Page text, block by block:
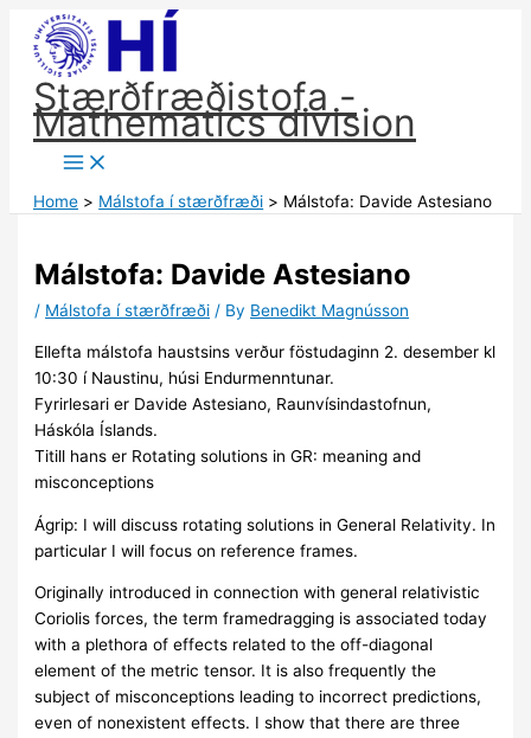
content
Stærðfræðistofa -
Mathematics division
Home Málstofa í stærðfræði Málstofa: Davide Astesiano
Málstofa: Davide Astesiano
/ Málstofa í stærðfræði / By Benedikt Magnússon
Ellefta málstofa haustsins verður föstudaginn 2. desember ​​​​kl
10:30 í Naustinu, húsi Endurmenntunar.
Fyrirlesari er Davide Astesiano, Raunvísindastofnun,
Háskóla Íslands.
Titill hans er Rotating solutions in GR: meaning and
misconceptions
Ágrip:​ I will discuss rotating solutions in General Relativity. In
particular I will focus on reference frames.
Originally introduced in connection with general relativistic
Coriolis forces, the term framedragging is associated today
with a plethora of effects related to the off-diagonal
element of the metric tensor. It is also frequently the
subject of misconceptions leading to incorrect predictions,
even of nonexistent effects. I show that there are three